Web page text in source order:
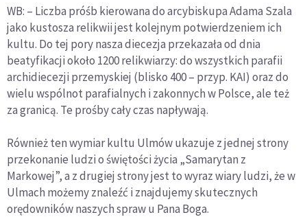
WB: – Liczba próśb kierowana do arcybiskupa Adama Szala
jako kustosza relikwii jest kolejnym potwierdzeniem ich
kultu. Do tej pory nasza diecezja przekazała od dnia
beatyfikacji około 1200 relikwiarzy: do wszystkich parafii
archidiecezji przemyskiej (blisko 400 – przyp. KAI) oraz do
wielu wspólnot parafialnych i zakonnych w Polsce, ale też
za granicą. Te prośby cały czas napływają.
Również ten wymiar kultu Ulmów ukazuje z jednej strony
przekonanie ludzi o świętości życia „Samarytan z
Markowej”, a z drugiej strony jest to wyraz wiary ludzi, że w
Ulmach możemy znaleźć i znajdujemy skutecznych
orędowników naszych spraw u Pana Boga.